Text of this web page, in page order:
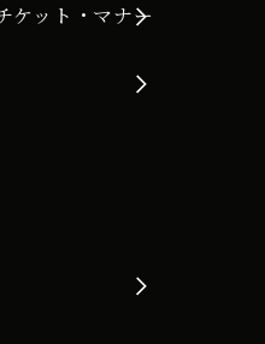
ケット・マナー